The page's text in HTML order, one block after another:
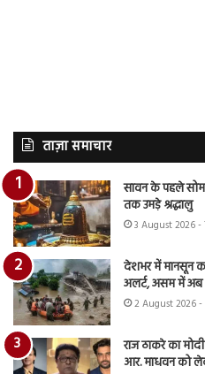
ताज़ा समाचार
सावन के पहले
तक उमड़े श्रद्धालु
3 August 2026 -
देशभर में मानसून
अलर्ट, असम में
2 August 2026 -
राज ठाकरे का
आर. माधवन को